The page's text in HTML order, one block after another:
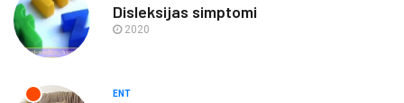
Disleksijas simptomi
2020
ENT